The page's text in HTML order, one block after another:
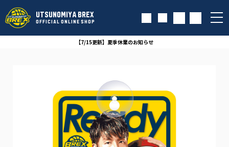
UTSUNOMIYA BREX
OFFICIAL ONLINE SHOP
【7/15更新】夏季休業のお知らせ